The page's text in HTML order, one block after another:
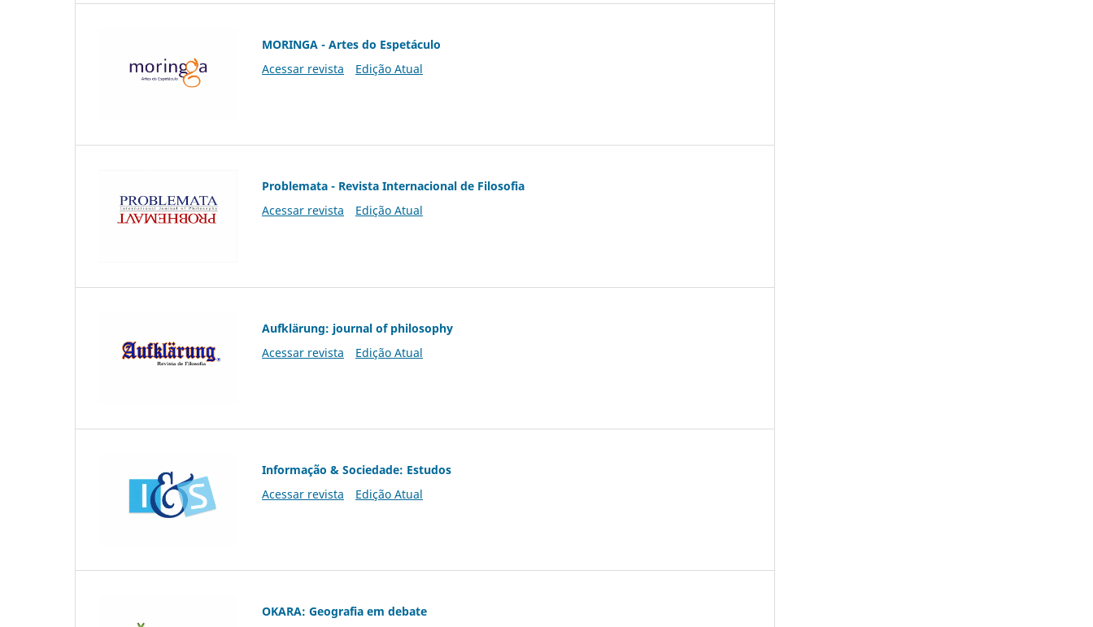
MORINGA - Artes do Espetáculo
Acessar revista
Edição Atual
Problemata - Revista Internacional de Filosofia
Acessar revista
Edição Atual
Aufklärung: journal of philosophy
Acessar revista
Edição Atual
Informação & Sociedade: Estudos
Acessar revista
Edição Atual
OKARA: Geografia em debate